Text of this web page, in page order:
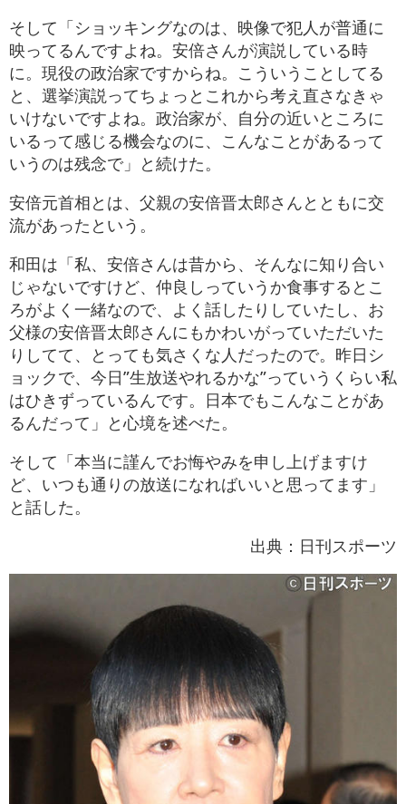
そして「ショッキングなのは、映像で犯人が普通に
映ってるんですよね。安倍さんが演説している時
に。現役の政治家ですからね。こういうことしてる
と、選挙演説ってちょっとこれから考え直さなきゃ
いけないですよね。政治家が、自分の近いところに
いるって感じる機会なのに、こんなことがあるって
いうのは残念で」と続けた。
安倍元首相とは、父親の安倍晋太郎さんとともに交
流があったという。
和田は「私、安倍さんは昔から、そんなに知り合い
じゃないですけど、仲良しっていうか食事するとこ
ろがよく一緒なので、よく話したりしていたし、お
父様の安倍晋太郎さんにもかわいがっていただいた
りしてて、とっても気さくな人だったので。昨日シ
ョックで、今日”生放送やれるかな”っていうくらい私
はひきずっているんです。日本でもこんなことがあ
るんだって」と心境を述べた。
そして「本当に謹んでお悔やみを申し上げますけ
ど、いつも通りの放送になればいいと思ってます」
と話した。
出典：日刊スポーツ